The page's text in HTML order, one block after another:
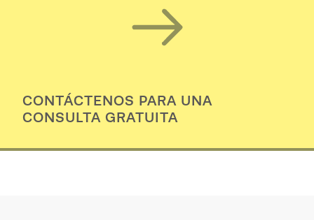
CONTÁCTENOS PARA UNA
CONSULTA GRATUITA